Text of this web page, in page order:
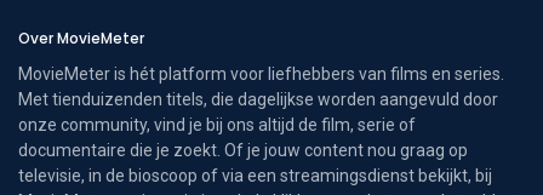
Over MovieMeter
MovieMeter is hét platform voor liefhebbers van films en series.
Met tienduizenden titels, die dagelijkse worden aangevuld door
onze community, vind je bij ons altijd de film, serie of
documentaire die je zoekt. Of je jouw content nou graag op
televisie, in de bioscoop of via een streamingsdienst bekijkt, bij